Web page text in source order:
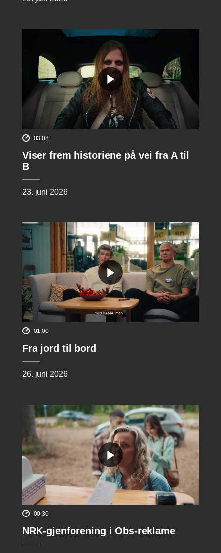
03:08
Viser frem historiene på vei fra A til
B
23. juni 2026
01:00
Fra jord til bord
26. juni 2026
00:30
NRK-gjenforening i Obs-reklame